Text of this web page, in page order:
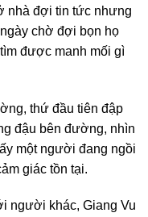
nhà đợi tin tức nhưng
chờ đợi bọn họ
được manh mối gì
thứ đầu tiên đập
đậu bên đường, nhìn
một người đang ngồi
giác tồn tại.
người khác, Giang Vu